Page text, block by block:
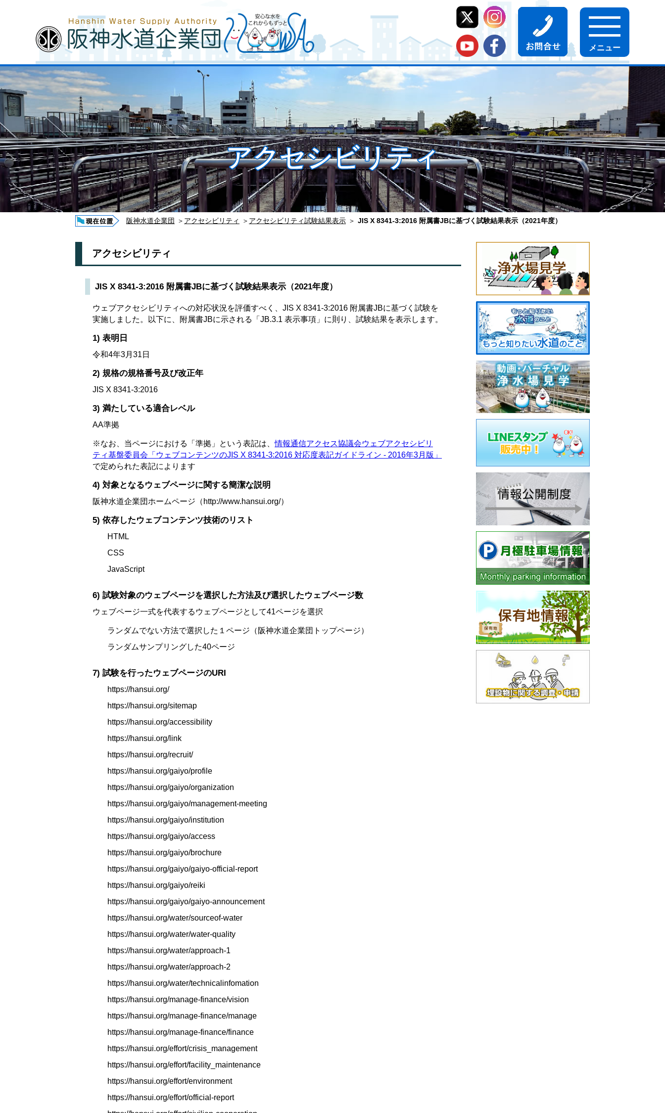
アクセシビリティ
阪神水道企業団 ＞ アクセシビリティ ＞ アクセシビリティ試験結果表示 ＞ JIS X 8341-3:2016 附属書JBに基づく試験結果表示（2021年度）
アクセシビリティ
JIS X 8341-3:2016 附属書JBに基づく試験結果表示（2021年度）
ウェブアクセシビリティへの対応状況を評価すべく、JIS X 8341-3:2016 附属書JBに基づく試験を
実施しました。以下に、附属書JBに示される「JB.3.1 表示事項」に則り、試験結果を表示します。
1) 表明日
令和4年3月31日
2) 規格の規格番号及び改正年
JIS X 8341-3:2016
3) 満たしている適合レベル
AA準拠
※なお、当ページにおける「準拠」という表記は、情報通信アクセス協議会ウェブアクセシビリ
ティ基盤委員会「ウェブコンテンツのJIS X 8341-3:2016 対応度表記ガイドライン - 2016年3月版」
で定められた表記によります
4) 対象となるウェブページに関する簡潔な説明
阪神水道企業団ホームページ（http://www.hansui.org/）
5) 依存したウェブコンテンツ技術のリスト
HTML
CSS
JavaScript
6) 試験対象のウェブページを選択した方法及び選択したウェブページ数
ウェブページ一式を代表するウェブページとして41ページを選択
ランダムでない方法で選択した１ページ（阪神水道企業団トップページ）
ランダムサンプリングした40ページ
7) 試験を行ったウェブページのURI
https://hansui.org/
https://hansui.org/sitemap
https://hansui.org/accessibility
https://hansui.org/link
https://hansui.org/recruit/
https://hansui.org/gaiyo/profile
https://hansui.org/gaiyo/organization
https://hansui.org/gaiyo/management-meeting
https://hansui.org/gaiyo/institution
https://hansui.org/gaiyo/access
https://hansui.org/gaiyo/brochure
https://hansui.org/gaiyo/gaiyo-official-report
https://hansui.org/gaiyo/reiki
https://hansui.org/gaiyo/gaiyo-announcement
https://hansui.org/water/sourceof-water
https://hansui.org/water/water-quality
https://hansui.org/water/approach-1
https://hansui.org/water/approach-2
https://hansui.org/water/technicalinfomation
https://hansui.org/manage-finance/vision
https://hansui.org/manage-finance/manage
https://hansui.org/manage-finance/finance
https://hansui.org/effort/crisis_management
https://hansui.org/effort/facility_maintenance
https://hansui.org/effort/environment
https://hansui.org/effort/official-report